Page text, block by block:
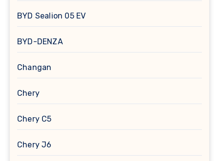
BYD Sealion 05 EV
BYD-DENZA
Changan
Chery
Chery C5
Chery J6